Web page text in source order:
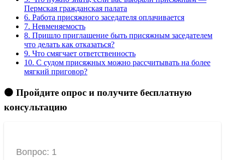
Пермская гражданская палата
6. Работа присяжного заседателя оплачивается
7. Невменяемость
8. Пришло приглашение быть присяжным заседателем
что делать как отказаться?
9. Что смягчает ответственность
10. С судом присяжных можно рассчитывать на более
мягкий приговор?
🟠 Пройдите опрос и получите бесплатную
консультацию